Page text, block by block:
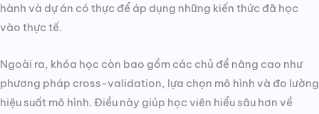
hành và dự án có thực để áp dụng những kiến thức đã học
vào thực tế.
Ngoài ra, khóa học còn bao gồm các chủ đề nâng cao như
phương pháp cross-validation, lựa chọn mô hình và đo lường
hiệu suất mô hình. Điều này giúp học viên hiểu sâu hơn về